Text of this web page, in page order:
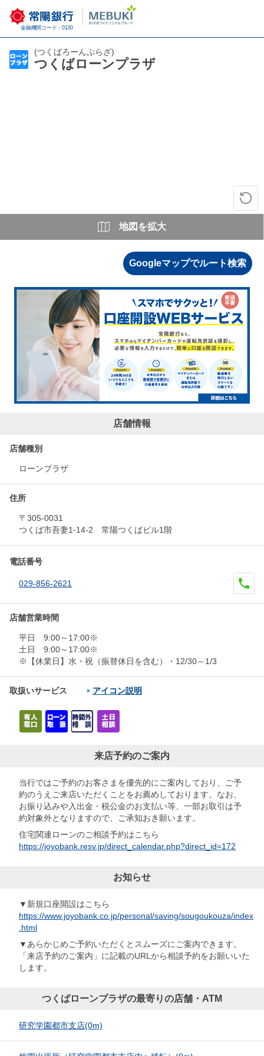
金融機関コード：0130
(つくばろーんぷらざ)
つくばローンプラザ
地図を拡大
Googleマップでルート検索
店舗情報
店舗種別
ローンプラザ
住所
〒305-0031
つくば市吾妻1-14-2 常陽つくばビル1階
電話番号
029-856-2621
店舗営業時間
平日 9:00～17:00※
土日 9:00～17:00※
※【休業日】水・祝（振替休日を含む）・12/30～1/3
取扱いサービス アイコン説明
来店予約のご案内
当行ではご予約のお客さまを優先的にご案内しており、ご予
約のうえご来店いただくことをお薦めしております。なお、
お振り込みや入出金・税公金のお支払い等、一部お取引は予
約対象外となりますので、ご承知おき願います。
住宅関連ローンのご相談予約はこちら
https://joyobank.resv.jp/direct_calendar.php?direct_id=172
お知らせ
▼新規口座開設はこちら
https://www.joyobank.co.jp/personal/saving/sougoukouza/index
.html
▼あらかじめご予約いただくとスムーズにご案内できます。
「来店予約のご案内」に記載のURLから相談予約をお願いいた
します。
つくばローンプラザの最寄りの店舗・ATM
研究学園都市支店(0m)